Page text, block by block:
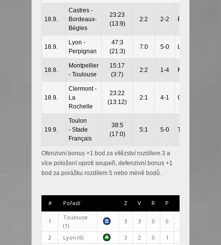
18.9.
Castres -
Bordeaux-
Bègles
23:23
(13:9)
2:2 2-2 Pau
18.9.
Lyon -
Perpignan
47:3
(21:3)
7:0 5-0 Lyon
18.9.
Montpellier
- Toulouse
15:17
(3:7)
2:2 1-4 Montpellier
18.9.
Clermont -
La
Rochelle
23:22
(13:12)
2:1 4-1 Clermont
19.9.
Toulon
- Stade
Français
38:5
(17:0)
5:1 5-0 Toulon
Ofenzivní bonus +1 bod za vítězství rozdílem 3 a
více položení oproti soupeři, defenzivní bonus +1
bod za porážku rozdílem 5 nebo méně bodů.
# Pořadí Z V R P
1
Toulouse
(1)
3 3 0 0
2 Lyon (6) 3 2 0 1